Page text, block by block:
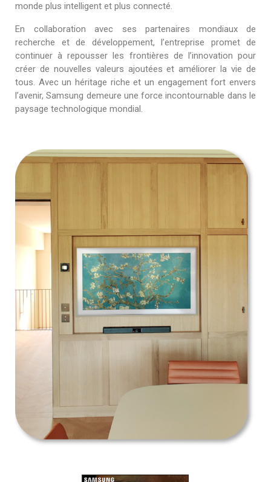
monde plus intelligent et plus connecté.
En collaboration avec ses partenaires mondiaux de
recherche et de développement, l’entreprise promet de
continuer à repousser les frontières de l’innovation pour
créer de nouvelles valeurs ajoutées et améliorer la vie de
tous. Avec un héritage riche et un engagement fort envers
l’avenir, Samsung demeure une force incontournable dans le
paysage technologique mondial.